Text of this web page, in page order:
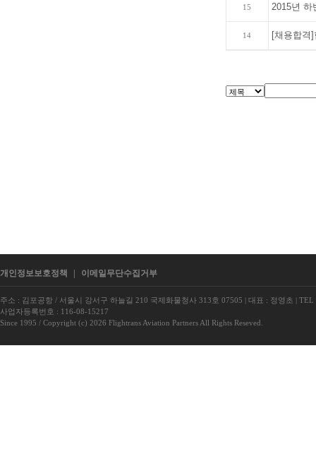
15 2015년 하
14 [채용합격
개인정보보호정책 이메일무단수집거부
주소 : 김포공항 / 서울시 강서구 하늘길 210 국제화물청사 313호 07505 | 대표 : 정영초 | TEL
사업자등록번호 : 116-08-15217
Since 1995 / Copyright (c) 2026 Flightrans Aviation Partners All Rights Reseved.